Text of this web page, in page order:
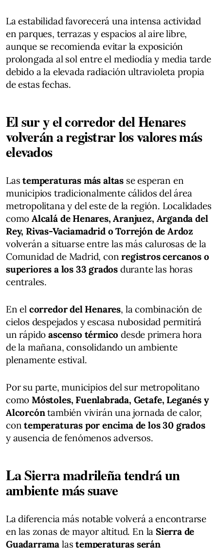
La estabilidad favorecerá una intensa actividad
en parques, terrazas y espacios al aire libre,
aunque se recomienda evitar la exposición
prolongada al sol entre el mediodía y media tarde
debido a la elevada radiación ultravioleta propia
de estas fechas.
El sur y el corredor del Henares
volverán a registrar los valores más
elevados
Lastemperaturas más altas se esperan en
municipios tradicionalmente cálidos del área
metropolitana y del este de la región. Localidades
como Alcalá de Henares, Aranjuez, Arganda del
Rey, Rivas-Vaciamadrid o Torrejón de Ardoz
volverán a situarse entre las más calurosas de la
Comunidad de Madrid, con registros cercanos o
superiores a los 33 grados durante las horas
centrales.
En el corredor del Henares, la combinación de
cielos despejados y escasa nubosidad permitirá
un rápidoascenso térmico desde primera hora
de la mañana, consolidando un ambiente
plenamente estival.
Por su parte, municipios del sur metropolitano
como Móstoles, Fuenlabrada, Getafe, Leganés y
Alcorcóntambién vivirán una jornada de calor,
contemperaturas por encima de los 30 grados
y ausencia de fenómenos adversos.
La Sierra madrileña tendrá un
ambiente más suave
La diferencia más notable volverá a encontrarse
en las zonas de mayor altitud. En la Sierra de
Guadarrama lastemperaturas serán